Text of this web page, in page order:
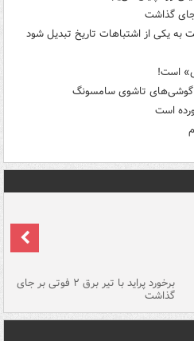
به یکی از اشتباهات تاریخ تبدیل شود
است!
گوشی‌های تاشوی سامسونگ
است
برخورد پراید با تیر برق ۲ فوتی بر جای
گذاشت